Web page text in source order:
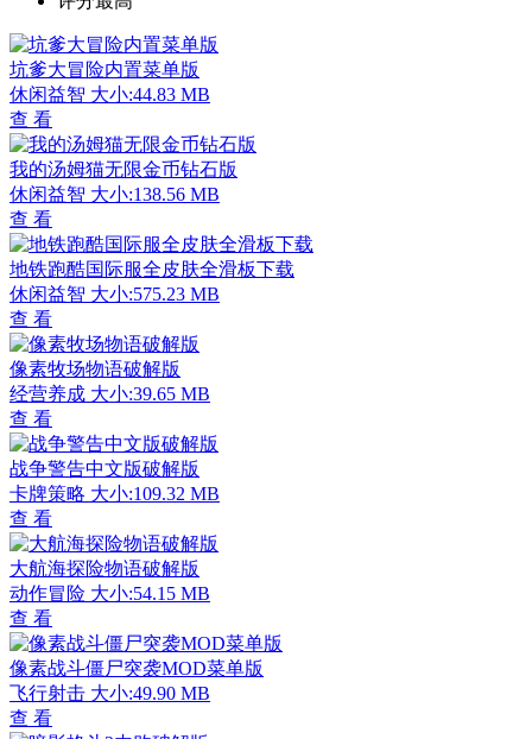
坑爹大冒险内置菜单版
休闲益智 大小:44.83 MB
查 看
我的汤姆猫无限金币钻石版
休闲益智 大小:138.56 MB
查 看
地铁跑酷国际服全皮肤全滑板下载
休闲益智 大小:575.23 MB
查 看
像素牧场物语破解版
经营养成 大小:39.65 MB
查 看
战争警告中文版破解版
卡牌策略 大小:109.32 MB
查 看
大航海探险物语破解版
动作冒险 大小:54.15 MB
查 看
像素战斗僵尸突袭MOD菜单版
飞行射击 大小:49.90 MB
查 看